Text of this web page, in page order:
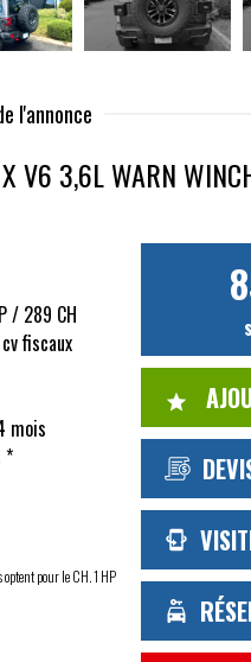
l'annonce
V6 3,6L WARN
/ 289 CH
fiscaux
mois
*
pour le CH. 1 HP